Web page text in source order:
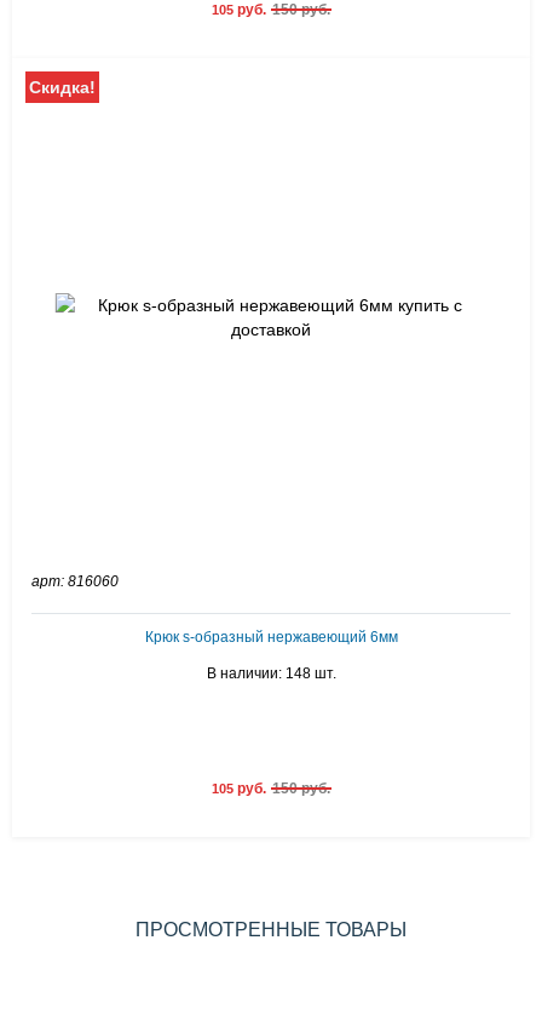
105 руб. 150 руб.
Скидка!
арт: 816060
Крюк s-образный нержавеющий 6мм
В наличии: 148 шт.
105 руб. 150 руб.
ПРОСМОТРЕННЫЕ ТОВАРЫ